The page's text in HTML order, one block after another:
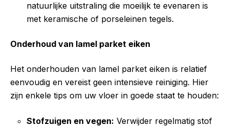
natuurlijke uitstraling die moeilijk te evenaren is
met keramische of porseleinen tegels.
Onderhoud van lamel parket eiken
Het onderhouden van lamel parket eiken is relatief
eenvoudig en vereist geen intensieve reiniging. Hier
zijn enkele tips om uw vloer in goede staat te houden:
Stofzuigen en vegen: Verwijder regelmatig stof